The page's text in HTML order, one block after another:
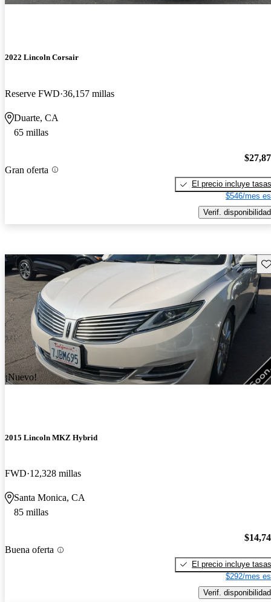
2022 Lincoln Corsair
Reserve FWD 36,157 millas
Duarte, CA
65 millas
Gran oferta
El precio incluye tasas
$546/mes
Verif. disponibilidad
¡Nuevo!
2015 Lincoln MKZ Hybrid
FWD 12,328 millas
Santa Monica, CA
85 millas
Buena oferta
El precio incluye tasas
$292/mes
Verif. disponibilidad